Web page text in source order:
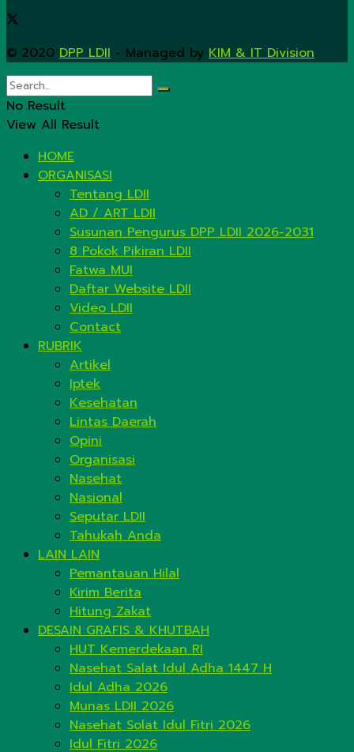
© 2020 DPP LDII - Managed by KIM & IT Division.
No Result
View All Result
HOME
ORGANISASI
Tentang LDII
AD / ART LDII
Susunan Pengurus DPP LDII 2026-2031
8 Pokok Pikiran LDII
Fatwa MUI
Daftar Website LDII
Video LDII
Contact
RUBRIK
Artikel
Iptek
Kesehatan
Lintas Daerah
Opini
Organisasi
Nasehat
Nasional
Seputar LDII
Tahukah Anda
LAIN LAIN
Pemantauan Hilal
Kirim Berita
Hitung Zakat
DESAIN GRAFIS & KHUTBAH
HUT Kemerdekaan RI
Nasehat Salat Idul Adha 1447 H
Idul Adha 2026
Munas LDII 2026
Nasehat Solat Idul Fitri 2026
Idul Fitri 2026